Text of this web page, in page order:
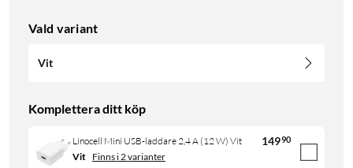
Vald variant
Vit
Komplettera ditt köp
Linocell Mini USB-laddare 2,4 A (12 W) Vit 14990
Vit Finns i 2 varianter